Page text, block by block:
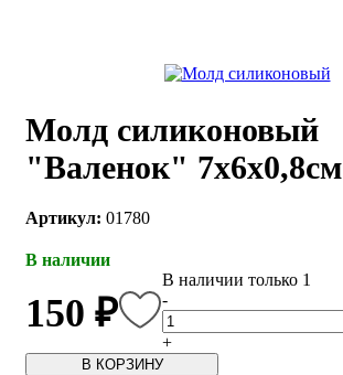
256-54-
Молд силиконовый
"Валенок" 7х6х0,8см
Артикул: 01780
В наличии
150 ₽
В наличии только 1
-
+
В КОРЗИНУ